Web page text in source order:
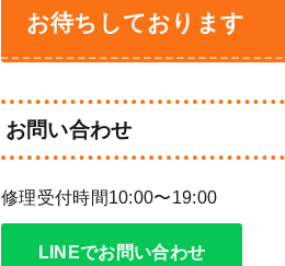
お待ちしております
お問い合わせ
修理受付時間10:00〜19:00
LINEでお問い合わせ